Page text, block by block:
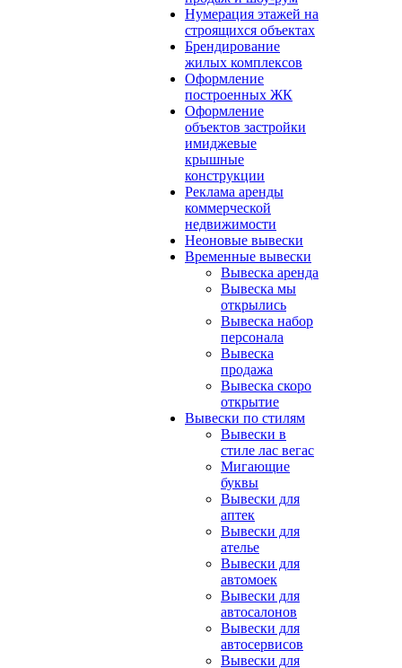
Нумерация этажей на
строящихся объектах
Брендирование
жилых комплексов
Оформление
построенных ЖК
Оформление
объектов застройки
имиджевые
крышные
конструкции
Реклама аренды
коммерческой
недвижимости
Неоновые вывески
Временные вывески
Вывеска аренда
Вывеска мы
открылись
Вывеска набор
персонала
Вывеска
продажа
Вывеска скоро
открытие
Вывески по стилям
Вывески в
стиле лас вегас
Мигающие
буквы
Вывески для
аптек
Вывески для
ателье
Вывески для
автомоек
Вывески для
автосалонов
Вывески для
автосервисов
Вывески для